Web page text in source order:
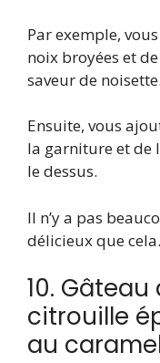
Par exemple,
noix broyées et
saveur de noisette.
Ensuite, vous
la garniture et de
le dessus.
Il n’y a pas
délicieux que cela.
10.
citrouille
au